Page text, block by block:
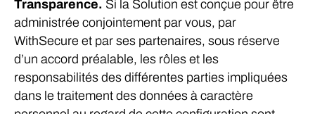
Transparence. Si la Solution est conçue pour être
administrée conjointement par vous, par
WithSecure et par ses partenaires, sous réserve
d’un accord préalable, les rôles et les
responsabilités des différentes parties impliquées
dans le traitement des données à caractère